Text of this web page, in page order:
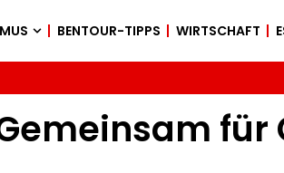
BENTOUR-TIPPS WIRTSCHAFT
für